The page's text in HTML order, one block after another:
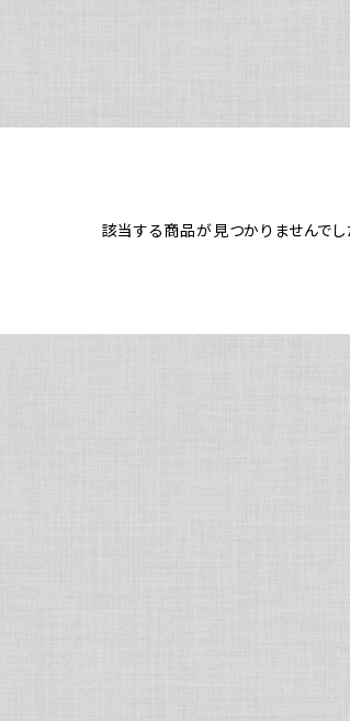
該当する商品が見つかりませんでし